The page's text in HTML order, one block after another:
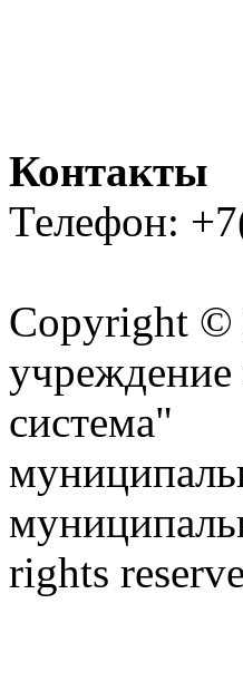
Контакты
Телефон:
Copyright ©
учреждение
система"
rights